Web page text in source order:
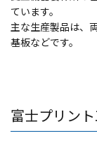
ています。
主な生産製品は、
基板などです。
富士プリン